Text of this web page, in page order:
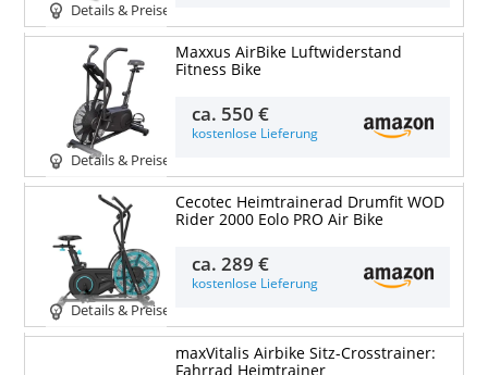
Details & Preise
Details & Preise
Maxxus AirBike Luftwiderstand
Fitness Bike
ca. 550 €
kostenlose Lieferung
Details & Preise
Cecotec Heimtrainerad Drumfit WOD
Rider 2000 Eolo PRO Air Bike
ca.289 €
kostenlose Lieferung
maxVitalis Airbike Sitz-Crosstrainer:
Fahrrad Heimtrainer